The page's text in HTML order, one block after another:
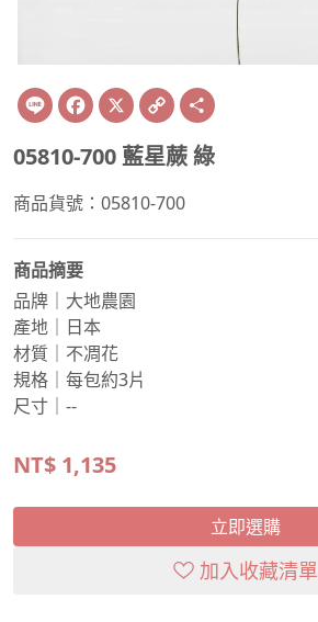
Line Facebook
X Copy
Link
05810-700 藍星蕨 綠
商品貨號：05810-700
商品摘要
品牌｜大地農園
產地｜日本
材質｜不凋花
規格｜每包約3片
尺寸｜--
NT$ 1,135
立即選購
加入收藏清單